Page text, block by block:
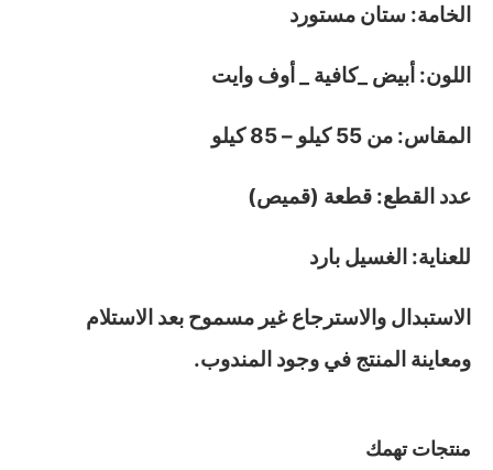
الخامة: ستان مستورد
اللون: أبيض _كافية _ أوف وايت
المقاس: من 55 كيلو – 85 كيلو
عدد القطع: قطعة (قميص)
للعناية: الغسيل بارد
الاستبدال والاسترجاع غير مسموح بعد الاستلام
ومعاينة المنتج في وجود المندوب.
منتجات تهمك